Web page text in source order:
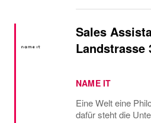
Sales
Landstrasse
NAME IT
Eine Welt eine
dafür steht die